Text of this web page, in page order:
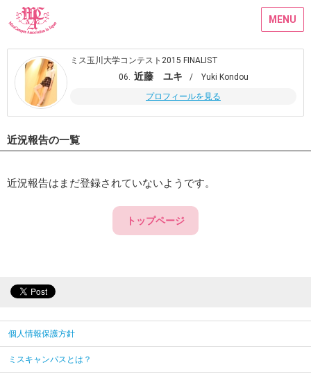
MENU
ミス玉川大学コンテスト2015 FINALIST
06. 近藤 ユキ
/ Yuki Kondou
プロフィールを見る
近況報告の一覧
近況報告はまだ登録されていないようです。
トップページ
個人情報保護方針
ミスキャンパスとは？